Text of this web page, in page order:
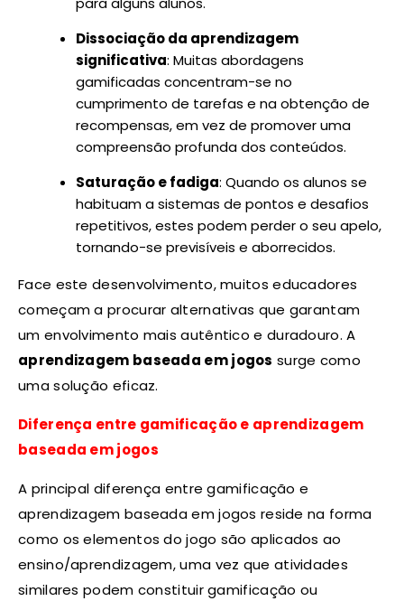
Dissociação da aprendizagem
significativa: Muitas abordagens
gamificadas concentram-se no
cumprimento de tarefas e na obtenção de
recompensas, em vez de promover uma
compreensão profunda dos conteúdos.
Saturação e fadiga: Quando os alunos se
habituam a sistemas de pontos e desafios
repetitivos, estes podem perder o seu apelo,
tornando-se previsíveis e aborrecidos.
Face este desenvolvimento, muitos educadores
começam a procurar alternativas que garantam
um envolvimento mais autêntico e duradouro. A
aprendizagem baseada em jogos surge como
uma solução eficaz.
Diferença entre gamificação e aprendizagem
baseada em jogos
A principal diferença entre gamificação e
aprendizagem baseada em jogos reside na forma
como os elementos do jogo são aplicados ao
ensino/aprendizagem, uma vez que atividades
similares podem constituir gamificação ou